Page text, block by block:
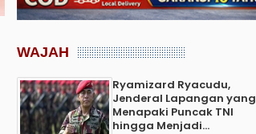
WAJAH
Ryamizard Ryacudu,
Jenderal Lapangan yang
Menapaki Puncak TNI
hingga Menjadi...